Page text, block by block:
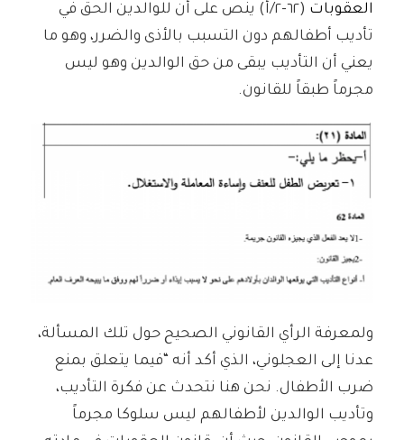
العقوبات
(٦٢-٢/أ) ينص على أن للوالدين الحق في
تأديب أطفالهم دون التسبب بالأذى والضرر، وهو ما
يعني أن التأديب يبقى من حق الوالدين وهو ليس
مجرماً طبقاً للقانون.
ولمعرفة الرأي القانوني الصحيح حول تلك المسألة،
عدنا إلى العجلوني، الذي أكد أنه “فيما يتعلق بمنع
ضرب الأطفال. نحن هنا نتحدث عن فكرة التأديب،
وتأديب الوالدين لأطفالهم ليس سلوكا مجرماً